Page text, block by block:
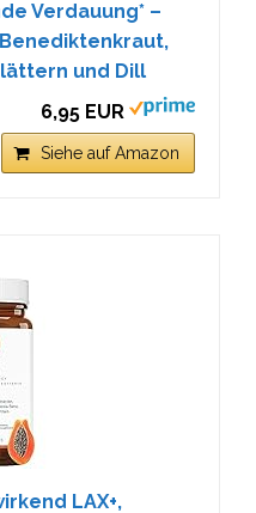
Verdauung* –
und Dill
6,95 EUR
Siehe auf Amazon
LAX+,